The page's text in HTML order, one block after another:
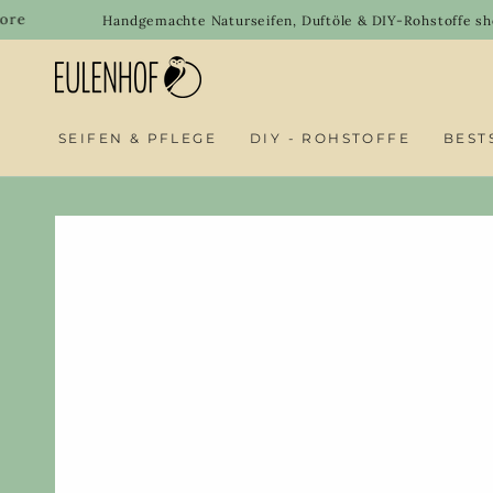
SKIP TO
CONTENT
Handgemachte Naturseifen, Duftöle & DIY-Rohstoffe shoppen
SEIFEN & PFLEGE DIY - ROHSTOFFE